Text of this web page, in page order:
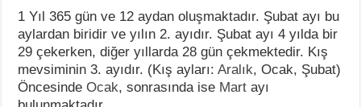
1 Yıl 365 gün ve 12 aydan oluşmaktadır. Şubat ayı bu
aylardan biridir ve yılın 2. ayıdır. Şubat ayı 4 yılda bir
29 çekerken, diğer yıllarda 28 gün çekmektedir. Kış
mevsiminin 3. ayıdır. (Kış ayları:Aralık, Ocak, Şubat)
ÖncesindeOcak, sonrasında ise Mart ayı